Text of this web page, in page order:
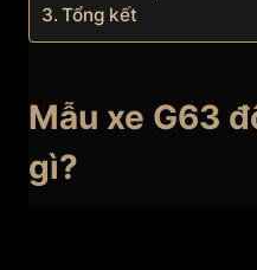
Tổng kết
Mẫu xe G63
gì?